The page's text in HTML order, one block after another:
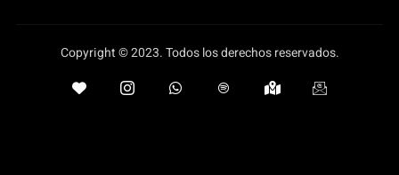
Copyright © 2023. Todos los derechos reservados.